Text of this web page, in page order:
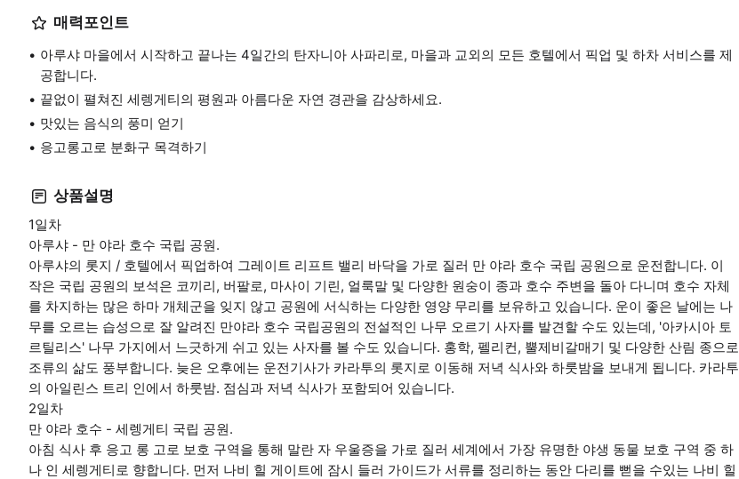
매력포인트
아루샤 마을에서 시작하고 끝나는 4일간의 탄자니아 사파리로, 마을과 교외의 모든 호텔에서 픽업 및 하차 서비스를 제
공합니다.
끝없이 펼쳐진 세렝게티의 평원과 아름다운 자연 경관을 감상하세요.
맛있는 음식의 풍미 얻기
응고롱고로 분화구 목격하기
상품설명
1일차
아루샤 - 만 야라 호수 국립 공원.
아루샤의 롯지 / 호텔에서 픽업하여 그레이트 리프트 밸리 바닥을 가로 질러 만 야라 호수 국립 공원으로 운전합니다. 이
작은 국립 공원의 보석은 코끼리, 버팔로, 마사이 기린, 얼룩말 및 다양한 원숭이 종과 호수 주변을 돌아 다니며 호수 자체
를 차지하는 많은 하마 개체군을 잊지 않고 공원에 서식하는 다양한 영양 무리를 보유하고 있습니다. 운이 좋은 날에는 나
무를 오르는 습성으로 잘 알려진 만야라 호수 국립공원의 전설적인 나무 오르기 사자를 발견할 수도 있는데, '아카시아 토
르틸리스' 나무 가지에서 느긋하게 쉬고 있는 사자를 볼 수도 있습니다. 홍학, 펠리컨, 뿔제비갈매기 및 다양한 산림 종으로
조류의 삶도 풍부합니다. 늦은 오후에는 운전기사가 카라투의 롯지로 이동해 저녁 식사와 하룻밤을 보내게 됩니다. 카라투
의 아일린스 트리 인에서 하룻밤. 점심과 저녁 식사가 포함되어 있습니다.
2일차
만 야라 호수 - 세렝게티 국립 공원.
아침 식사 후 응고 롱 고로 보호 구역을 통해 말란 자 우울증을 가로 질러 세계에서 가장 유명한 야생 동물 보호 구역 중 하
나 인 세렝게티로 향합니다. 먼저 나비 힐 게이트에 잠시 들러 가이드가 서류를 정리하는 동안 다리를 뻗을 수있는 나비 힐